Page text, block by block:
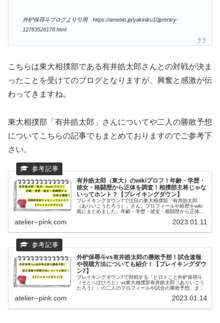
外枦保尋斗ブログより引用 https://ameblo.jp/yakiniku10jp/entry-
12783528178.html
こちらは東大相撲部である有井皓太郎さんとの対戦が決ま
ったことを受けてのブログとなりますが、興奮と感激が伝
わってきますね。
東大相撲部「有井皓太郎」さんについてや二人の勝敗予想
についてこちらの記事でもまとめておりますのでご参考下
さい。
有井皓太郎（東大）のwikiプロフ！年齢・学歴・
彼女・格闘歴から正体を調査！相撲部主将じゃな
いってホント？【ブレイキングダウン】
ブレイキングダウン7で注目の東大相撲部「有井皓太郎
（ありいこうたろう）」さん。プロフィールや経歴をwiki
風にまとめました。年齢・学歴・彼女・格闘歴から正体を
なのかまた決まりました対戦相手についても紹介します。
atelier--pink.com 2023.01.11
外枦保尋斗vs有井皓太郎の勝敗予想！試合速報
や視聴方法についても紹介！【ブレイキングダウ
ン7】
ブレイキングダウン7で対戦する「ヒロトこと外枦保尋斗
（そとへぼひろと）vs東大相撲部有井皓太郎（ありいこう
たろう）」の二人のプロフィールや試合の勝敗予想、また
atelier--pink.com 2023.01.14